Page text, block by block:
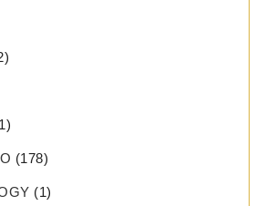
(178)
(1)